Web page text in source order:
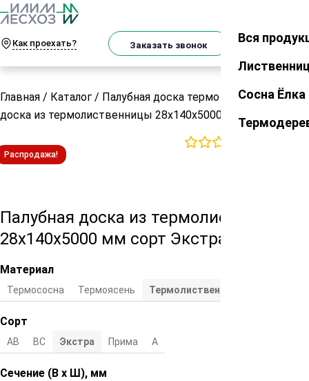
Как проехать? Заказать звонок Закрыть
Вся
Сосна Ёлка
Главная / Каталог / Палубная доска термо
Палубная
доска из термолиственницы 28х140х5000 мм сорт Экстра
Распродажа!
Палубная доска из термолиственницы
28х140х5000 мм сорт Экстра
Материал
Термососна Термоясень Термолиственница
Сорт
АВ ВС Экстра Прима А
Сечение (В х Ш), мм